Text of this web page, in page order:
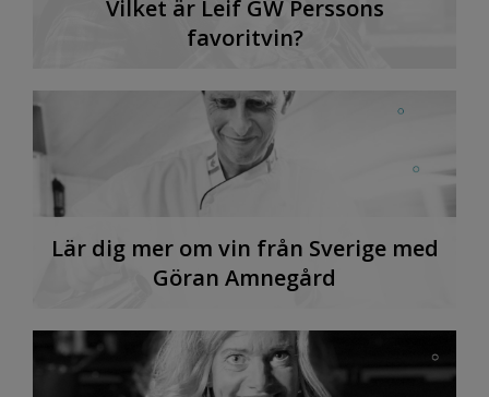
Vilket är Leif GW Perssons
favoritvin?
Lär dig mer om vin från Sverige med
Göran Amnegård